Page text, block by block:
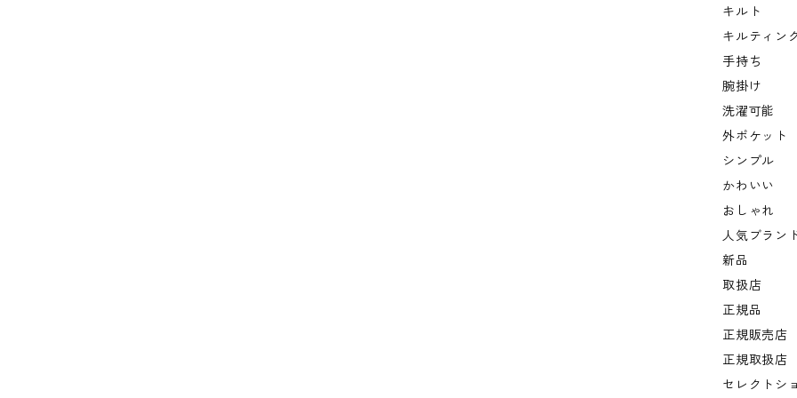
キルト
キルティン
手持ち
腕掛け
洗濯可能
外ポケット
シンプル
かわいい
おしゃれ
人気ブラン
新品
取扱店
正規品
正規販売店
正規取扱店
セレクトシ